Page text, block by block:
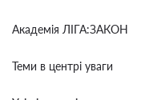
Академія ЛІГА:ЗАКОН
Теми в центрі уваги